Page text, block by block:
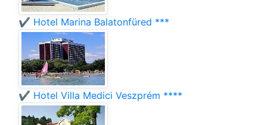
✔️ Hotel Marina Balatonfüred ***
✔️ Hotel Villa Medici Veszprém ****